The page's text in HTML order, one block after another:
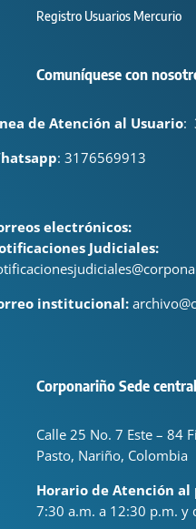
Registro Usuarios Mercurio
Comuníquese con
de Atención al Usuario:
: 3176569913
electrónicos:
Judiciales:
institucional:
Corponariño Sede
Calle 25 No. 7 Este – 84
Pasto, Nariño, Colombia
Horario de Atención al
7:30 a.m. a 12:30 p.m. y